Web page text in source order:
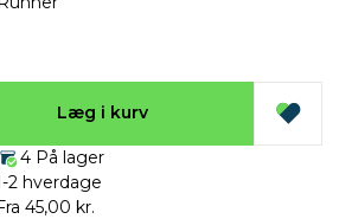
Læg i kurv
4 På lager
2 hverdage
45,00 kr.